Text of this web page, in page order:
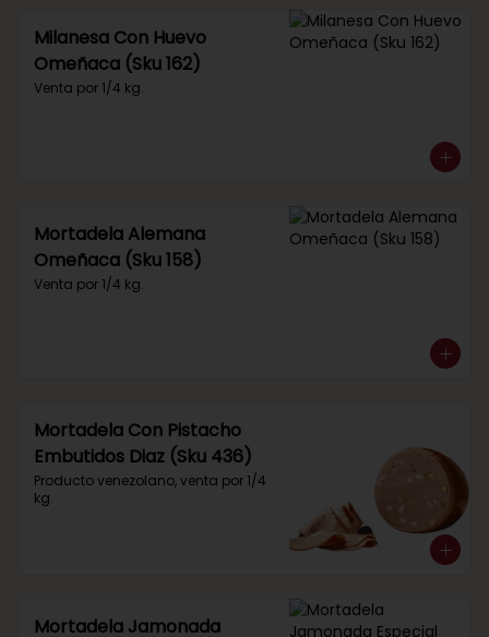
Milanesa Con Huevo
Omeñaca (Sku 162)
Venta por 1/4 kg.
Mortadela Alemana
Omeñaca (Sku 158)
Venta por 1/4 kg.
Mortadela Con Pistacho
Embutidos Diaz (Sku 436)
Producto venezolano, venta por 1/4
kg.
Mortadela Jamonada